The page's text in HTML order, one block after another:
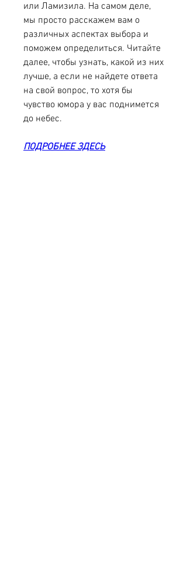
или Ламизила. На самом деле,
мы просто расскажем вам о
различных аспектах выбора и
поможем определиться. Читайте
далее, чтобы узнать, какой из них
лучше, а если не найдете ответа
на свой вопрос, то хотя бы
чувство юмора у вас поднимется
до небес.
ПОДРОБНЕЕ ЗДЕСЬ